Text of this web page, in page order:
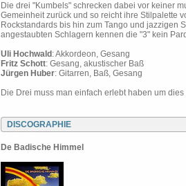
Die drei "Kumbels" schrecken dabei vor keiner
Gemeinheit zurück und so reicht ihre Stilpalette
Rockstandards bis hin zum Tango und jazzigen
angestaubten Schlagern kennen die "3" kein
Uli Hochwald : Akkordeon, Gesang
Fritz Schott: Gesang, akustischer Baß
Jürgen Huber: Gitarren, Baß, Gesang
Die Drei muss man einfach erlebt haben um
DISCOGRAPHIE
De Badische Himmel